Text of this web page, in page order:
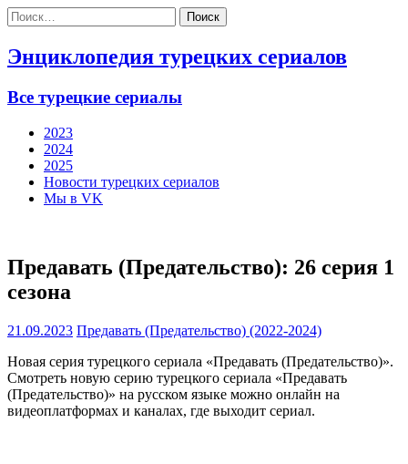
Найти:
Энциклопедия турецких сериалов
Все турецкие сериалы
2023
2024
2025
Новости турецких сериалов
Мы в VK
Предавать (Предательство): 26 серия 1
сезона
21.09.2023 Предавать (Предательство) (2022-2024)
Новая серия турецкого сериала «Предавать (Предательство)».
Смотреть новую серию турецкого сериала «Предавать
(Предательство)» на русском языке можно онлайн на
видеоплатформах и каналах, где выходит сериал.